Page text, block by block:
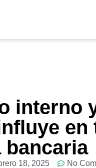
interno
en
bancaria
18, 2025
No